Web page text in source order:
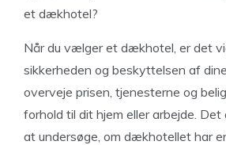
et dækhotel?
Når du vælger et dækhotel, er det
sikkerheden og beskyttelsen af
overveje prisen, tjenesterne og
forhold til dit hjem eller arbejde. Det
at undersøge, om dækhotellet har